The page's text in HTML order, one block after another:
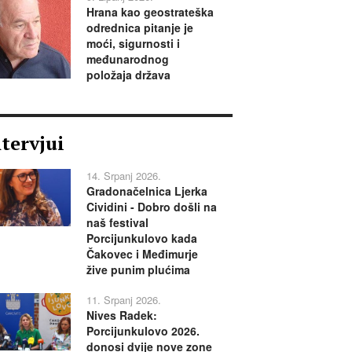
Hrana kao geostrateška
odrednica pitanje je
moći, sigurnosti i
međunarodnog
položaja država
14. Srpanj 2026.
Gradonačelnica Ljerka
Cividini - Dobro došli na
naš festival
Porcijunkulovo kada
Čakovec i Međimurje
žive punim plućima
11. Srpanj 2026.
Nives Radek:
Porcijunkulovo 2026.
donosi dvije nove zone